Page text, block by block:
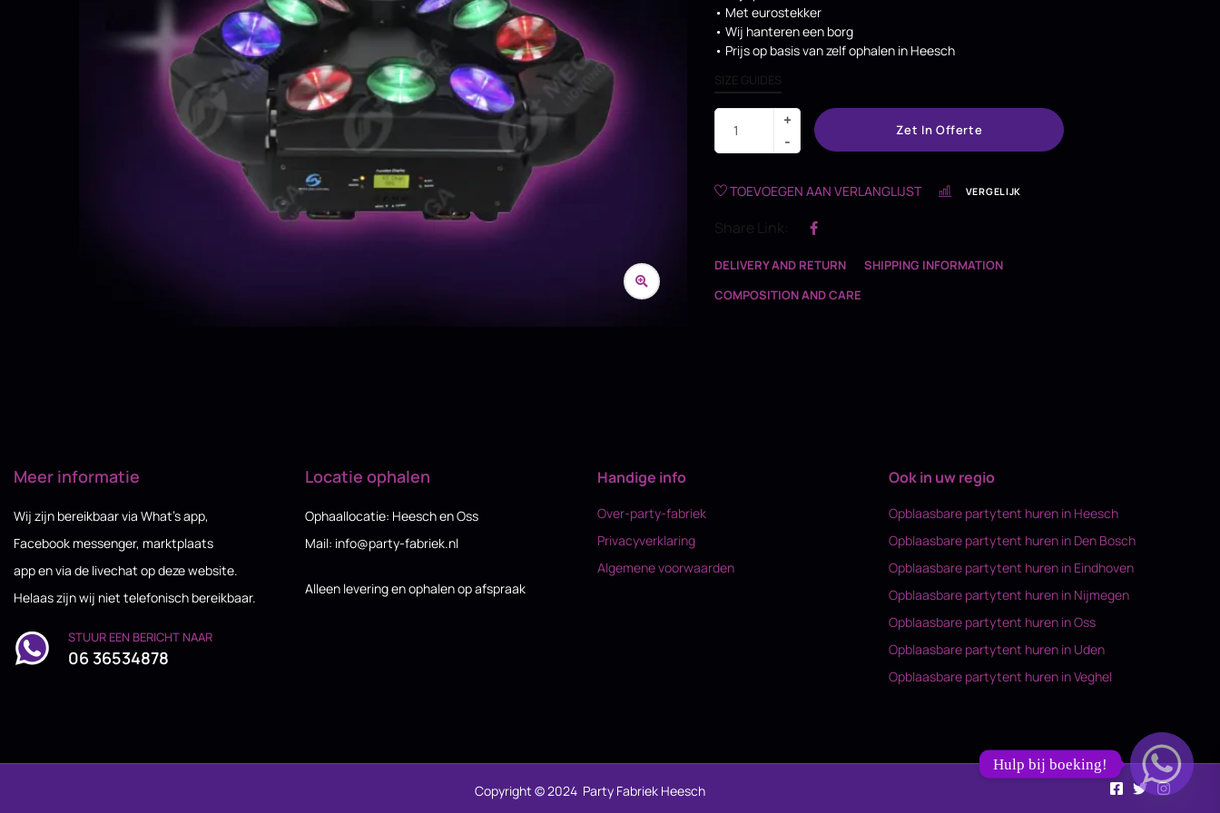
• Met eurostekker
• Wij hanteren een borg
• Prijs op basis van zelf ophalen in Heesch
SIZE GUIDES
Zet In Offerte
TOEVOEGEN AAN VERLANGLIJST VERGELIJK
Share Link:
DELIVERY AND RETURN
SHIPPING INFORMATION
COMPOSITION AND CARE
Meer informatie
Wij zijn bereikbaar via What’s app,
Facebook messenger, marktplaats
app en via de livechat op deze website.
Helaas zijn wij niet telefonisch bereikbaar.
STUUR EEN BERICHT NAAR
06 36534878
Locatie ophalen
Ophaallocatie: Heesch en Oss
Mail: info@party-fabriek.nl
Alleen levering en ophalen op afspraak
Handige info
Over-party-fabriek
Privacyverklaring
Algemene voorwaarden
Ook in uw regio
Opblaasbare partytent huren in Heesch
Opblaasbare partytent huren in Den Bosch
Opblaasbare partytent huren in Eindhoven
Opblaasbare partytent huren in Nijmegen
Opblaasbare partytent huren in Oss
Opblaasbare partytent huren in Uden
Opblaasbare partytent huren in Veghel
Copyright © 2024 Party Fabriek Heesch
Hulp bij boeking!